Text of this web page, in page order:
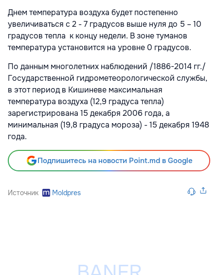
Днем температура воздуха будет постепенно
увеличиваться с 2 - 7 градусов выше нуля до 5 – 10
градусов тепла к концу недели. В зоне туманов
температура установится на уровне 0 градусов.
По данным многолетних наблюдений /1886-2014 гг./
Государственной гидрометеорологической службы,
в этот период в Кишиневе максимальная
температура воздуха (12,9 градуса тепла)
зарегистрирована 15 декабря 2006 года, а
минимальная (19,8 градуса мороза) - 15 декабря 1948
года.
Подпишитесь на новости Point.md в Google
Источник Moldpres